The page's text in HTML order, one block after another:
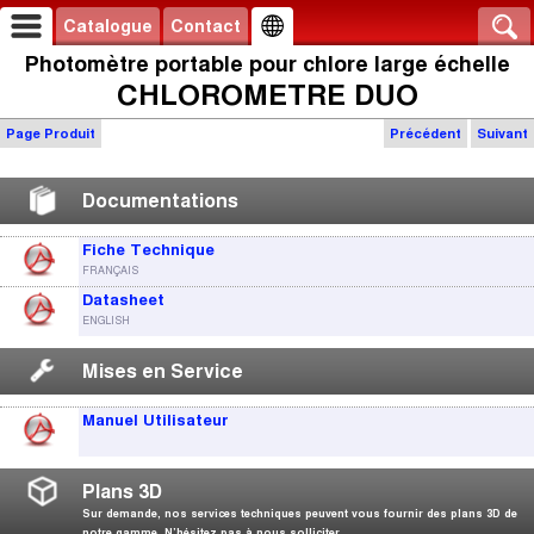
Catalogue Contact
Photomètre portable pour chlore large échelle
CHLOROMETRE DUO
Précédent Suivant
Page Produit
Documentations
Fiche Technique
FRANÇAIS
Datasheet
ENGLISH
Mises en Service
Manuel Utilisateur
Plans 3D
Sur demande, nos services techniques peuvent vous fournir des plans 3D de